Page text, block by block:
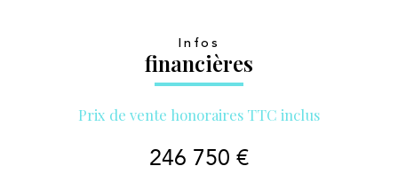
Infos
financières
Prix de vente honoraires TTC inclus
246 750 €